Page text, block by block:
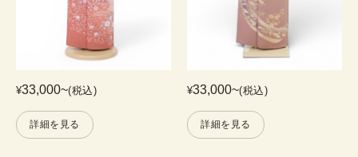
¥33,000~(税込)
詳細を見る
¥33,000~(税込)
詳細を見る